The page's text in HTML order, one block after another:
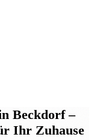
Beckdorf–
Ihr Zuhause